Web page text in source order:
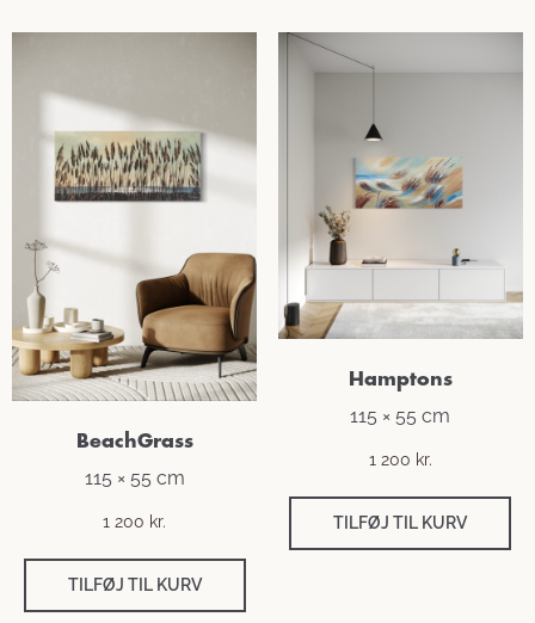
BeachGrass
115 × 55 cm
1 200 kr.
TILFØJ TIL KURV
Hamptons
115 × 55 cm
1 200 kr.
TILFØJ TIL KURV